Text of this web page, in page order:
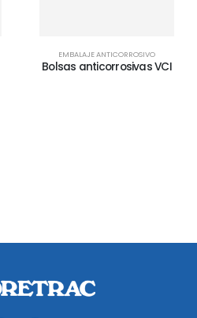
BOLSAS DE PLÁSTICO,EMBALAJE ANTICORROSIVO
Bolsas PowderPack